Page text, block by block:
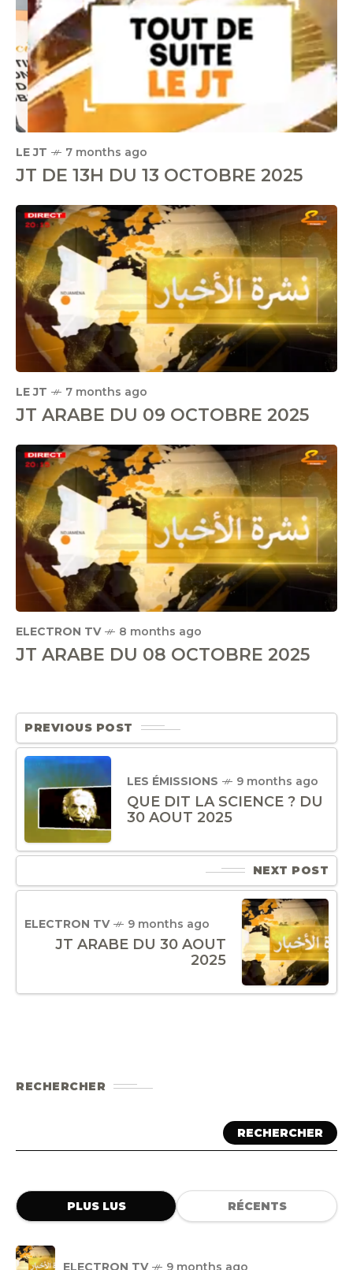
LE JT 7 months ago
JT DE 13H DU 13 OCTOBRE 2025
LE JT 7 months ago
JT ARABE DU 09 OCTOBRE 2025
ELECTRON TV 8 months ago
JT ARABE DU 08 OCTOBRE 2025
PREVIOUS POST
LES ÉMISSIONS 9 months ago
QUE DIT LA SCIENCE ? DU
30 AOUT 2025
NEXT POST
ELECTRON TV 9 months ago
JT ARABE DU 30 AOUT
2025
RECHERCHER
RECHERCHER
PLUS LUS RÉCENTS
ELECTRON TV 9 months ago